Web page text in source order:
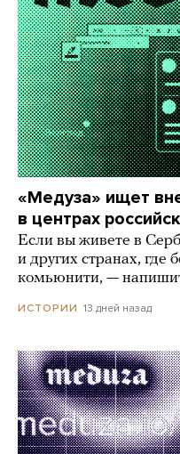
«Медуза» ищет
в центрах
Если вы живете в
и других странах, где
комьюнити, —
ИСТОРИИ 13 дней назад